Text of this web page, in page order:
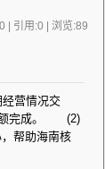
| 引用:0 | 浏览:89
营情况交
额完成。 (2)
帮助海南核